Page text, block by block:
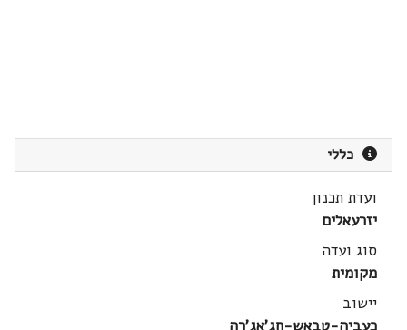
כללי
ועדת תכנון
יזרעאלים
סוג ועדה
מקומית
יישוב